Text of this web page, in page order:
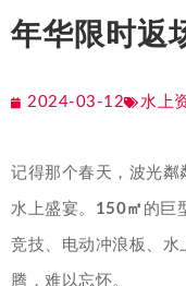
年华限时返
2024-03-12 水上
记得那个春天，波光粼
水上盛宴。 150㎡ 的巨
竞技、电动冲浪板、
腾，难以忘怀。